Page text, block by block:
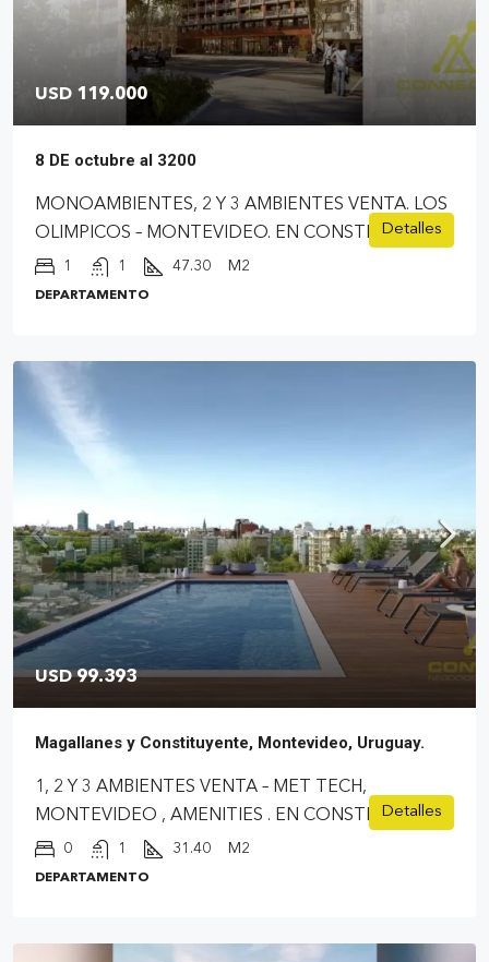
USD 119.000
8 DE octubre al 3200
MONOAMBIENTES, 2 Y 3 AMBIENTES VENTA. LOS
OLIMPICOS – MONTEVIDEO. EN CONSTRUCCIÓN
1 1 47.30 M2
DEPARTAMENTO
Detalles
USD 99.393
Magallanes y Constituyente, Montevideo, Uruguay.
1, 2 Y 3 AMBIENTES VENTA – MET TECH,
MONTEVIDEO , AMENITIES . EN CONSTRUCCIÓN
0 1 31.40 M2
DEPARTAMENTO
Detalles